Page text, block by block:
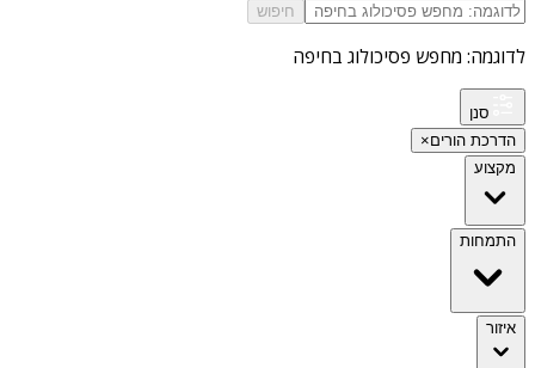
חיפוש
לדוגמה: מחפש פסיכולוג בחיפה
סנן
הדרכת הורים×
מקצוע
התמחות
איזור